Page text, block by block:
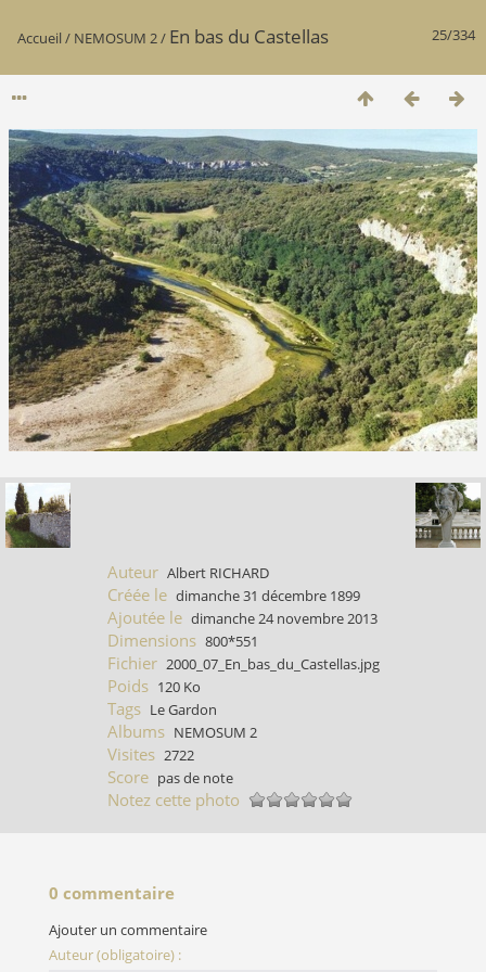
25/334
Accueil/ NEMOSUM 2/ En bas du Castellas
Auteur Albert RICHARD
Créée le dimanche 31 décembre 1899
Ajoutée le dimanche 24 novembre 2013
Dimensions 800*551
Fichier 2000_07_En_bas_du_Castellas.jpg
Poids 120 Ko
Tags Le Gardon
Albums NEMOSUM 2
Visites 2722
Score pas de note
Notez cette photo
0 commentaire
Ajouter un commentaire
Auteur (obligatoire) :